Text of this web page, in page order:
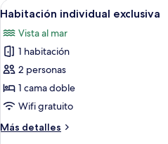
Abrir
todas
las
fotos
de
Habitación
individual
6
Habitación individual exclusiva
Vista al mar
1 habitación
2 personas
1 cama doble
Wifi gratuito
Más detalles
Más